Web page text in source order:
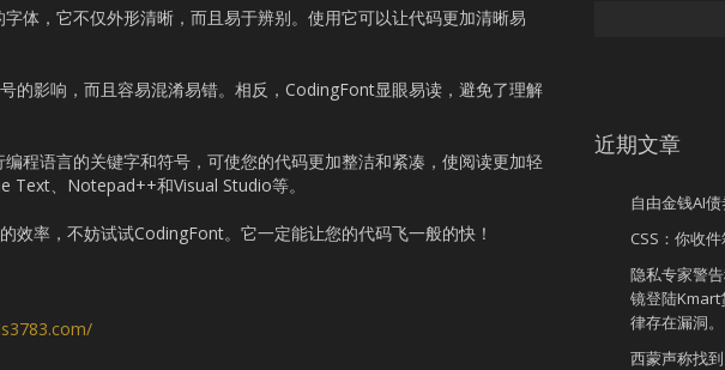
体，它不仅外形清晰，而且易于辨别。使用它可以让代码更加清晰易
的影响，而且容易混淆易错。相反，CodingFont显眼易读，避免了理解
程语言的关键字和符号，可使您的代码更加整洁和紧凑，使阅读更加轻
Text、Notepad++和Visual Studio等。
效率，不妨试试CodingFont。它一定能让您的代码飞一般的快！
近期文章
自由金钱AI
CSS：你收
隐私专家警
镜登陆Kmart
律存在漏洞。
西蒙声称找